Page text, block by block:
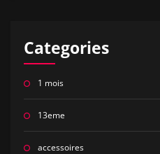
Categories
1 mois
13eme
accessoires